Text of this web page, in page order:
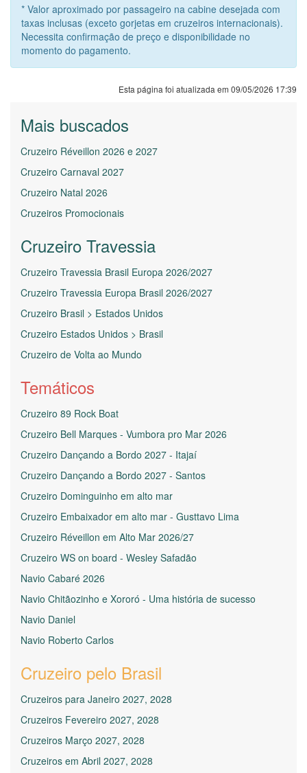
* Valor aproximado por passageiro na cabine desejada com
taxas inclusas (exceto gorjetas em cruzeiros internacionais).
Necessita confirmação de preço e disponibilidade no
momento do pagamento.
Esta página foi atualizada em 09/05/2026 17:39
Mais buscados
Cruzeiro Réveillon 2026 e 2027
Cruzeiro Carnaval 2027
Cruzeiro Natal 2026
Cruzeiros Promocionais
Cruzeiro Travessia
Cruzeiro Travessia Brasil Europa 2026/2027
Cruzeiro Travessia Europa Brasil 2026/2027
Cruzeiro Brasil > Estados Unidos
Cruzeiro Estados Unidos > Brasil
Cruzeiro de Volta ao Mundo
Temáticos
Cruzeiro 89 Rock Boat
Cruzeiro Bell Marques - Vumbora pro Mar 2026
Cruzeiro Dançando a Bordo 2027 - Itajaí
Cruzeiro Dançando a Bordo 2027 - Santos
Cruzeiro Dominguinho em alto mar
Cruzeiro Embaixador em alto mar - Gusttavo Lima
Cruzeiro Réveillon em Alto Mar 2026/27
Cruzeiro WS on board - Wesley Safadão
Navio Cabaré 2026
Navio Chitãozinho e Xororó - Uma história de sucesso
Navio Daniel
Navio Roberto Carlos
Cruzeiro pelo Brasil
Cruzeiros para Janeiro 2027, 2028
Cruzeiros Fevereiro 2027, 2028
Cruzeiros Março 2027, 2028
Cruzeiros em Abril 2027, 2028